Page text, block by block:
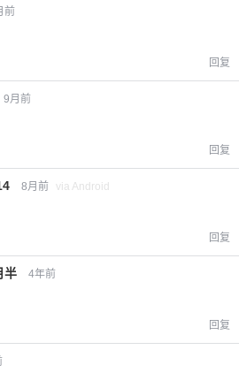
前
回复
9月前
回复
8月前 via Android
回复
半 4年前
回复